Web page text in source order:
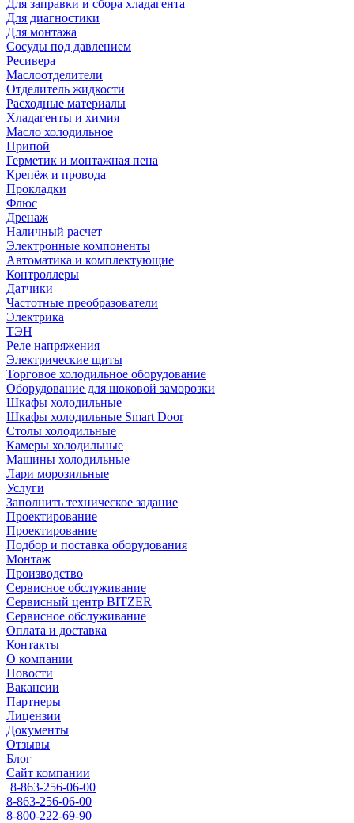
Для заправки и сбора хладагента
Для диагностики
Для монтажа
Сосуды под давлением
Ресивера
Маслоотделители
Отделитель жидкости
Расходные материалы
Хладагенты и химия
Масло холодильное
Припой
Герметик и монтажная пена
Крепёж и провода
Прокладки
Флюс
Дренаж
Наличный расчет
Электронные компоненты
Автоматика и комплектующие
Контроллеры
Датчики
Частотные преобразователи
Электрика
ТЭН
Реле напряжения
Электрические щиты
Торговое холодильное оборудование
Оборудование для шоковой заморозки
Шкафы холодильные
Шкафы холодильные Smart Door
Столы холодильные
Камеры холодильные
Машины холодильные
Лари морозильные
Услуги
Заполнить техническое задание
Проектирование
Проектирование
Подбор и поставка оборудования
Монтаж
Производство
Сервисное обслуживание
Сервисный центр BITZER
Сервисное обслуживание
Оплата и доставка
Контакты
О компании
Новости
Вакансии
Партнеры
Лицензии
Документы
Отзывы
Блог
Сайт компании
8-863-256-06-00
8-863-256-06-00
8-800-222-69-90